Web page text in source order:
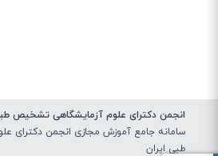
انجمن دکترای علوم آزمایشگاهی تشخیص طبی
سامانه جامع آموزش مجازی انجمن دکترای
طبی ایران